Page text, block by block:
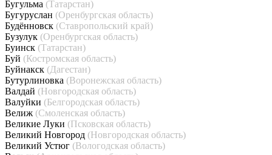
Бугульма (Татарстан)
Бугуруслан (Оренбургская область)
Будённовск (Ставропольский край)
Бузулук (Оренбургская область)
Буинск (Татарстан)
Буй (Костромская область)
Буйнакск (Дагестан)
Бутурлиновка (Воронежская область)
Валдай (Новгородская область)
Валуйки (Белгородская область)
Велиж (Смоленская область)
Великие Луки (Псковская область)
Великий Новгород (Новгородская область)
Великий Устюг (Вологодская область)